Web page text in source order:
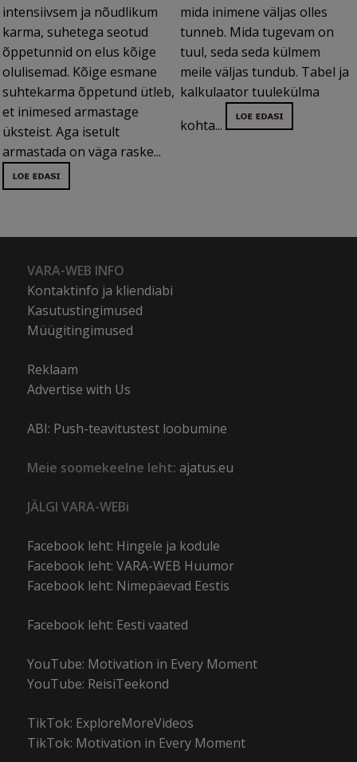
intensiivsem ja nõudlikum
karma, suhetega seotud
õppetunnid on elus kõige
olulisemad. Kõige esmane
suhtekarma õppetund ütleb,
et inimesed armastage
üksteist. Aga isetult
armastada on väga raske...
mida inimene väljas olles
tunneb. Mida tugevam on
tuul, seda seda külmem
meile väljas tundub. Tabel ja
kalkulaator tuulekülma
kohta...
VARA-WEB INFO
Kontaktinfo ja kliendiabi
Kasutustingimused
Müügitingimused
Reklaam
Advertise with Us
ABI: Push-teavitustest loobumine
Meie soomekeelne leht: ajatus.eu
JÄLGI VARA-WEBi
Facebook leht: Hingele ja kodule
Facebook leht: VARA-WEB Huumor
Facebook leht: Nimepäevad Eestis
Facebook leht: Eesti vaated
YouTube: Motivation in Every Moment
YouTube: ReisiTeekond
TikTok: ExploreMoreVideos
TikTok: Motivation in Every Moment